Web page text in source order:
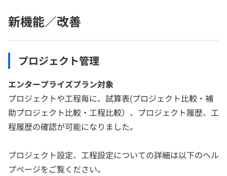
新機能／改善
プロジェクト管理
エンタープライズプラン対象
プロジェクトや工程毎に、試算表(プロジェクト比較・補
助プロジェクト比較・工程比較）、プロジェクト履歴、工
程履歴の確認が可能になりました。
プロジェクト設定、工程設定についての詳細は以下のヘル
プページをご覧ください。